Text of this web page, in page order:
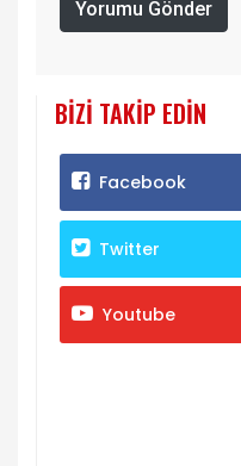
Yorumu Gönder
BIZI TAKIP EDIN
Facebook
Twitter
Youtube